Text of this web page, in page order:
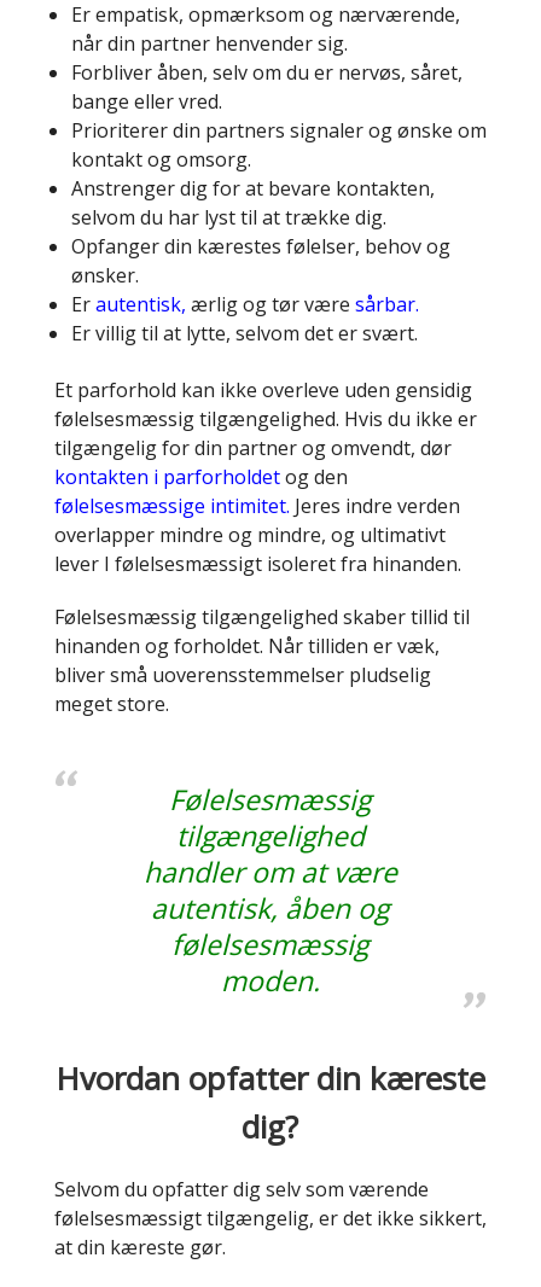
Er empatisk, opmærksom og nærværende,
når din partner henvender sig.
Forbliver åben, selv om du er nervøs, såret,
bange eller vred.
Prioriterer din partners signaler og ønske om
kontakt og omsorg.
Anstrenger dig for at bevare kontakten,
selvom du har lyst til at trække dig.
Opfanger din kærestes følelser, behov og
ønsker.
Erautentisk, ærlig og tør være sårbar.
Er villig til at lytte, selvom det er svært.
Et parforhold kan ikke overleve uden gensidig
følelsesmæssig tilgængelighed. Hvis du ikke er
tilgængelig for din partner og omvendt, dør
kontakten i parforholdetog den
følelsesmæssige intimitet. Jeres indre verden
overlapper mindre og mindre, og ultimativt
lever I følelsesmæssigt isoleret fra hinanden.
Følelsesmæssig tilgængelighed skaber tillid til
hinanden og forholdet. Når tilliden er væk,
bliver små uoverensstemmelser pludselig
meget store.
Følelsesmæssig
tilgængelighed
handler om at være
autentisk, åben og
følelsesmæssig
moden.
Hvordan opfatter din kæreste
dig?
Selvom du opfatter dig selv som værende
følelsesmæssigt tilgængelig, er det ikke sikkert,
at din kæreste gør.